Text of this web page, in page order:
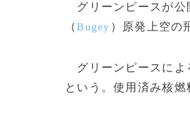
グリーンピースが公
（Bugey ）原発上空の
グリーンピースによ
という。使用済み核